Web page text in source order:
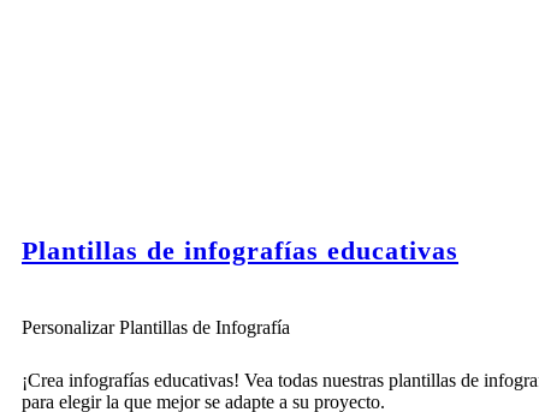
Plantillas de infografías educativas
Personalizar Plantillas de Infografía
¡Crea infografías educativas! Vea todas nuestras plantillas de
para elegir la que mejor se adapte a su proyecto.